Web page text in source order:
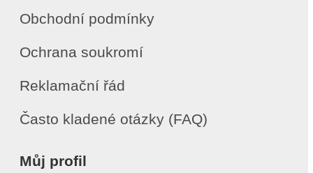
Obchodní podmínky
Ochrana soukromí
Reklamační řád
Často kladené otázky (FAQ)
Můj profil